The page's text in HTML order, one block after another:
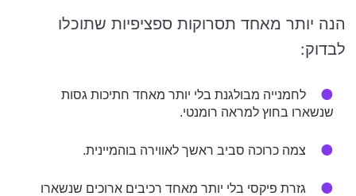
הנה יותר מאחד תסרוקות ספציפיות שתוכלו
לבדוק:
לחמנייה מבולגנת בלי יותר מאחד חתיכות גסות
שנשארו בחוץ למראה רומנטי.
צמה כרוכה סביב ראשך לאווירה בוהמיינית.
גזרת פיקסי בלי יותר מאחד רכיבים ארוכים שנשארו